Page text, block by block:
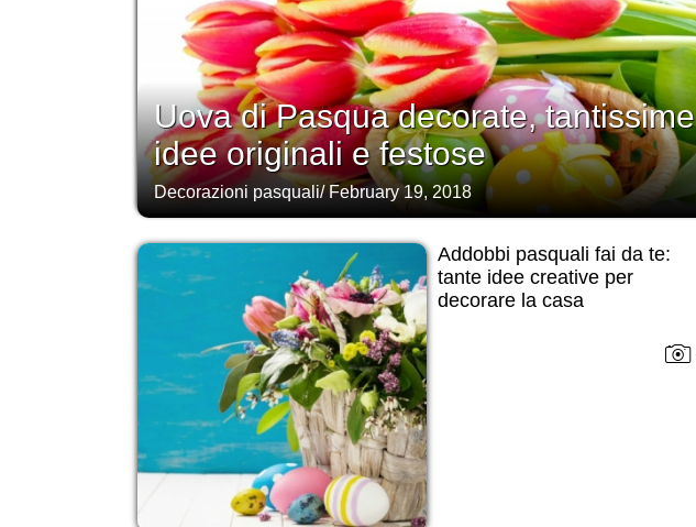
Uova di Pasqua decorate, tantissime
idee originali e festose
Decorazioni pasquali/ February 19, 2018
Addobbi pasquali fai da te:
tante idee creative per
decorare la casa